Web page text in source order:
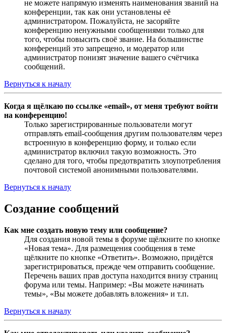
не можете напрямую изменять наименования званий на
конференции, так как они установлены её
администратором. Пожалуйста, не засоряйте
конференцию ненужными сообщениями только для
того, чтобы повысить своё звание. На большинстве
конференций это запрещено, и модератор или
администратор понизят значение вашего счётчика
сообщений.
Вернуться к началу
Когда я щёлкаю по ссылке «email», от меня требуют войти
на конференцию!
Только зарегистрированные пользователи могут
отправлять email-сообщения другим пользователям через
встроенную в конференцию форму, и только если
администратор включил такую возможность. Это
сделано для того, чтобы предотвратить злоупотребления
почтовой системой анонимными пользователями.
Вернуться к началу
Создание сообщений
Как мне создать новую тему или сообщение?
Для создания новой темы в форуме щёлкните по кнопке
«Новая тема». Для размещения сообщения в теме
щёлкните по кнопке «Ответить». Возможно, придётся
зарегистрироваться, прежде чем отправить сообщение.
Перечень ваших прав доступа находится внизу страниц
форума или темы. Например: «Вы можете начинать
темы», «Вы можете добавлять вложения» и т.п.
Вернуться к началу